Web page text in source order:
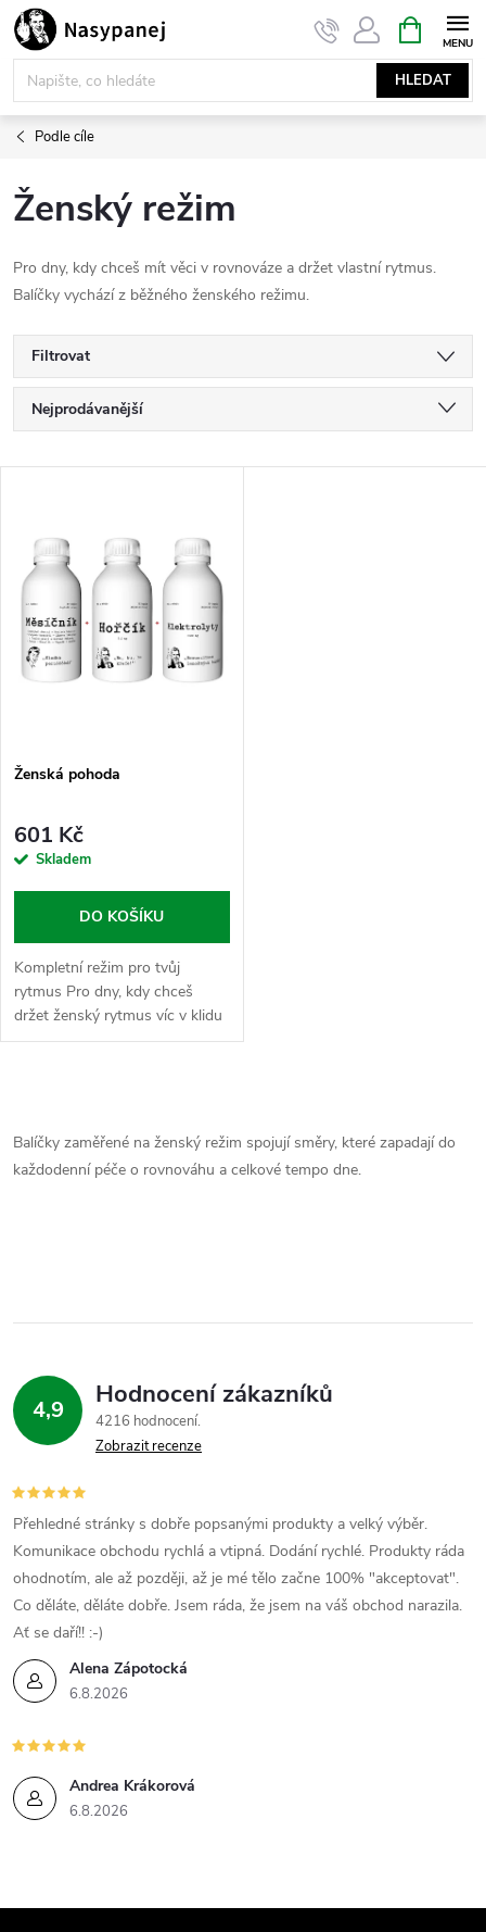
Přejít
na
obsah
HLEDAT
NÁKUPNÍ
KOŠÍK
Podle cíle
Ženský režim
Pro dny, kdy chceš mít věci v rovnováze a držet vlastní rytmus.
Balíčky vychází z běžného ženského režimu.
Filtrovat
Ř
a
e
n
í
r
o
d
u
k
Nejprodávanější
Abecedně
ý
p
p
r
o
u
k
ů
Ženská pohoda
601 Kč
Skladem
DO KOŠÍKU
Kompletní režim pro tvůj
rytmus Pro dny, kdy chceš
držet ženský rytmus víc v klidu
a jet podle vlastního tempa bez
v
a
í
p
r
v
k
y
v
ý
p
i
Balíčky zaměřené na ženský režim spojují směry, které zapadají do
každodenní péče o rovnováhu a celkové tempo dne.
4,9 Hodnocení zákazníků
4216 hodnocení
Zobrazit recenze
Alena Zápotocká
6.8.2026
Přehledné stránky s dobře popsanými produkty a velký výběr.
Komunikace obchodu rychlá a vtipná. Dodání rychlé. Produkty ráda
ohodnotím, ale až později, až je mé tělo začne 100% "akceptovat".
Co děláte, děláte dobře. Jsem ráda, že jsem na váš obchod narazila.
Ať se daří!! :-)
Andrea Krákorová
6.8.2026